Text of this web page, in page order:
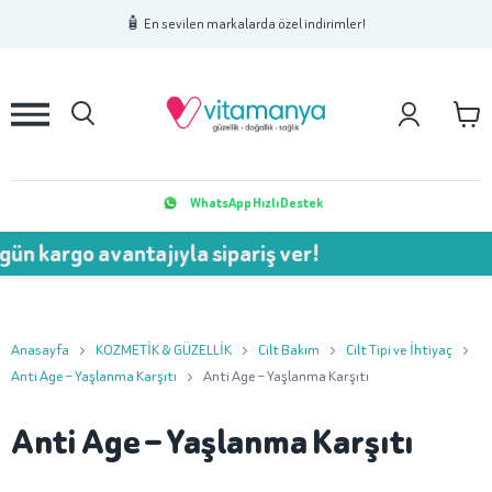
🧴 En sevilen markalarda özel indirimler!
2 3
WhatsApp Hızlı Destek
avantajıyla sipariş ver!
Anasayfa KOZMETİK & GÜZELLİK Cilt Bakım
Cilt Tipi ve İhtiyaç
Anti Age – Yaşlanma Karşıtı
Anti Age – Yaşlanma Karşıtı
Anti Age – Yaşlanma Karşıtı